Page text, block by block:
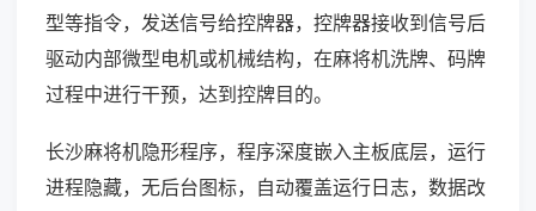
型等指令，发送信号给控牌器，控牌器接收到信号后
驱动内部微型电机或机械结构，在麻将机洗牌、码牌
过程中进行干预，达到控牌目的。
长沙麻将机隐形程序，程序深度嵌入主板底层，运行
进程隐藏，无后台图标，自动覆盖运行日志，数据改